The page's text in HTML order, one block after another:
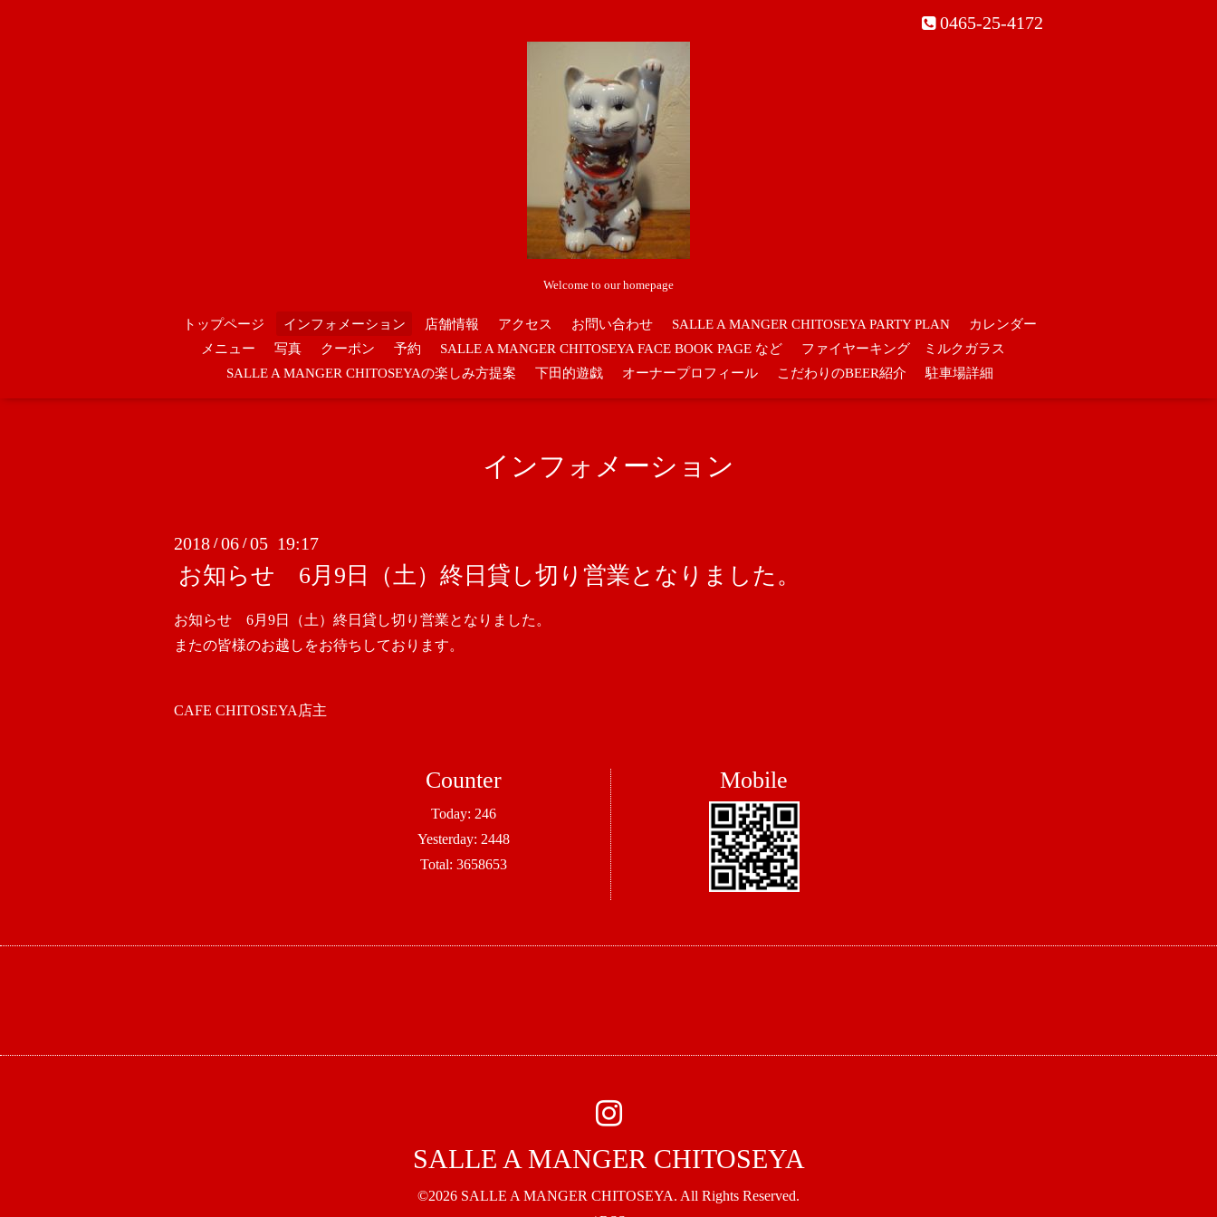
0465-25-4172
Welcome to our homepage
トップページ インフォメーション 店舗情報 アクセス お問い合わせ SALLE A MANGER CHITOSEYA PARTY PLAN
カレンダー
メニュー
写真 クーポン 予約 SALLE A MANGER CHITOSEYA FACE BOOK PAGE など
ファイヤーキング ミルクガラス
SALLE A MANGER CHITOSEYAの楽しみ方提案
下田的遊戯 オーナープロフィール こだわりのBEER紹介 駐車場詳細
インフォメーション
2018 /06 /05 19:17
お知らせ 6月9日（土）終日貸し切り営業となりました。
お知らせ 6月9日（土）終日貸し切り営業となりました。
またの皆様のお越しをお待ちしております。
CAFE CHITOSEYA店主
Counter
Today: 246
Yesterday: 2448
Total: 3658653
Mobile
SALLE A MANGER CHITOSEYA
©2026 SALLE A MANGER CHITOSEYA. All Rights Reserved.